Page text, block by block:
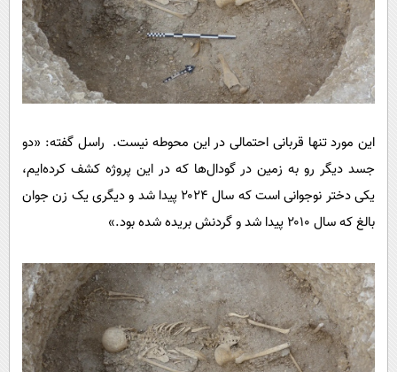
این مورد تنها قربانی احتمالی در این محوطه نیست. راسل گفته: «دو
جسد دیگر رو به زمین در گودال‌ها که در این پروژه کشف کرده‌ایم،
یکی دختر نوجوانی است که سال ۲۰۲۴ پیدا شد و دیگری یک زن جوان
بالغ که سال ۲۰۱۰ پیدا شد و گردنش بریده شده بود.»